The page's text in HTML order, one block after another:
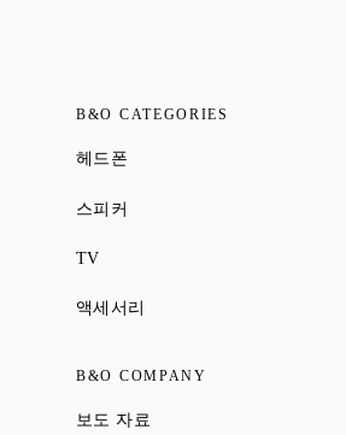
B&O CATEGORIES
헤드폰
스피커
TVLink Opens in New Tab
액세서리
in New Tab
B&O COMPANY
보도 자료